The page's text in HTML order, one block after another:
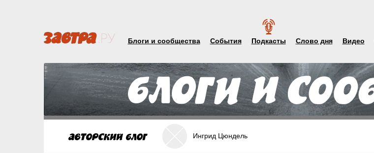
Блоги и сообщества События Подкасты Слово дня Видео
Ингрид Цюндель